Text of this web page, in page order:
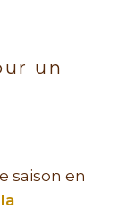
un
saison en